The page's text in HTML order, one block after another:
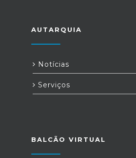
AUTARQUIA
Notícias
Serviços
BALCÃO VIRTUAL